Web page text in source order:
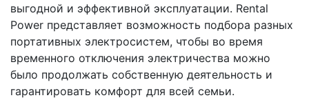
выгодной и эффективной эксплуатации. Rental
Power представляет возможность подбора разных
портативных электросистем, чтобы во время
временного отключения электричества можно
было продолжать собственную деятельность и
гарантировать комфорт для всей семьи.